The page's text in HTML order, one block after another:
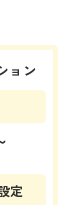
ョン
定